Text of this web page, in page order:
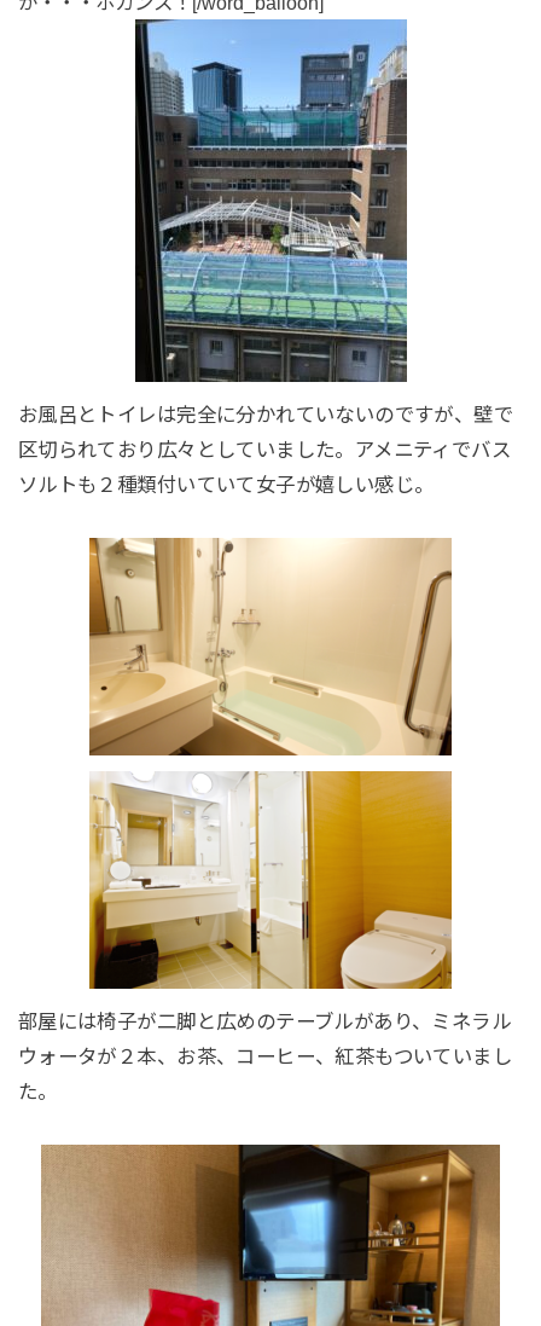
お風呂とトイレは完全に分かれていないのですが、壁で
区切られており広々としていました。アメニティでバス
ソルトも２種類付いていて女子が嬉しい感じ。
部屋には椅子が二脚と広めのテーブルがあり、ミネラル
ウォータが２本、お茶、コーヒー、紅茶もついていまし
た。